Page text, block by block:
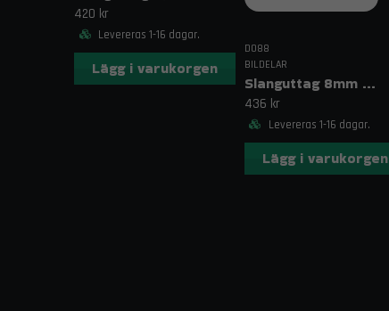
420 kr
Levereras 1-16 dagar.
Lägg i varukorgen
DO88
BILDELAR
Slanguttag 8mm (5/16")
436 kr
Levereras 1-16 dagar.
Lägg i varukorgen